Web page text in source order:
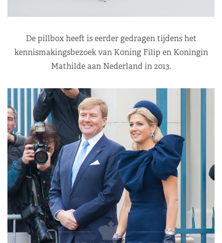
De pillbox heeft is eerder gedragen tijdens het
kennismakingsbezoek van Koning Filip en Koningin
Mathilde aan Nederland in 2013.